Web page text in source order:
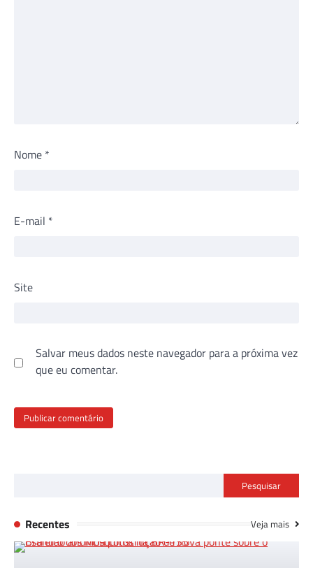
Nome *
E-mail *
Site
Salvar meus dados neste navegador para a próxima vez
que eu comentar.
Pesquisar
Recentes Veja mais